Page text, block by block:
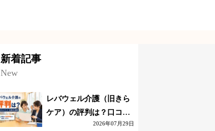
新着記事
New
レバウェル介護（旧きら
ケア）の評判は？口コミ
からわかるメリット・注
2026年07月29日